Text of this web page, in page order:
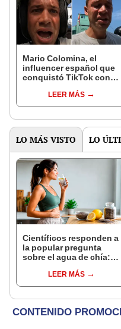
Mario Colomina, el
influencer español que
conquistó TikTok con
"Mi amor nació por la
gastronomía"
LEER MÁS
LO MÁS VISTO LO
Científicos responden a
la popular pregunta
sobre el agua de chía:
bajar de peso o es solo
un mito viral?
LEER MÁS